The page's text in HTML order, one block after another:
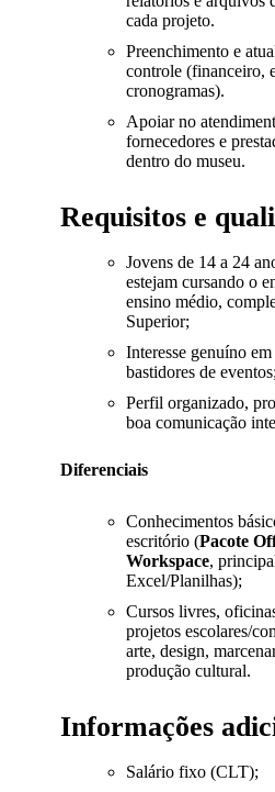
cada projeto.
Preenchimento e
controle (financeiro,
cronogramas).
Apoiar no
fornecedores e
dentro do museu.
Requisitos e
Jovens de 14 a 24
estejam cursando o
ensino médio,
Superior;
Interesse genuíno
bastidores de eventos;
Perfil organizado,
boa comunicação
Diferenciais
Conhecimentos
escritório (Pacote
Workspace,
Excel/Planilhas);
Cursos livres,
projetos escolares/
arte, design,
produção cultural.
Informações
Salário fixo (CLT);